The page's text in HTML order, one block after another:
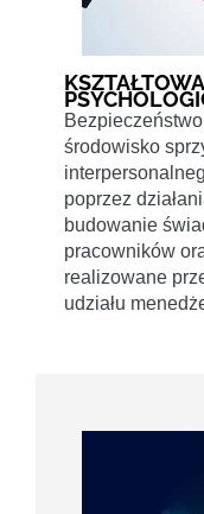
środowisko
poprzez
budowanie
pracowników
realizowane
udziału